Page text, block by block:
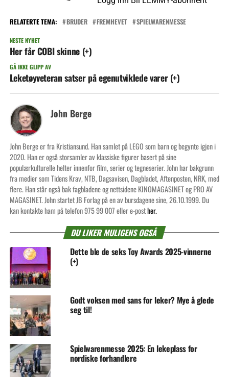
RELATERTE TEMA: BRUDER FREMHEVET SPIELWARENMESSE
NESTE NYHET
Her får COBI skinne (+)
GÅ IKKE GLIPP AV
Leketøyveteran satser på egenutviklede varer (+)
John Berge
John Berge er fra Kristiansund. Han samlet på LEGO som barn og begynte igjen i
2020. Han er også storsamler av klassiske figurer basert på sine
populærkulturelle helter innenfor film, serier og tegneserier. John har bakgrunn
fra medier som Tidens Krav, NTB, Dagsavisen, Dagbladet, Aftenposten, NRK, med
flere. Han står også bak fagbladene og nettsidene KINOMAGASINET og PRO AV
MAGASINET. John startet JB Forlag på en av bursdagene sine, 26.10.1999. Du
kan kontakte ham på telefon 975 99 007 eller e-posther.
DU LIKER MULIGENS OGSÅ
Dette ble de seks Toy Awards 2025-vinnerne
(+)
Godt voksen med sans for leker? Mye å glede
seg til!
Spielwarenmesse 2025: En lekeplass for
nordiske forhandlere